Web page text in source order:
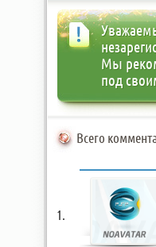
Мы
под
Всего